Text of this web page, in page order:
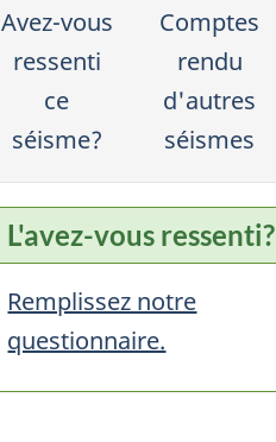
Avez-vous
ressenti
ce
séisme?
Comptes
rendu
d'autres
séismes
L'avez-vous ressenti?
Remplissez notre
questionnaire.